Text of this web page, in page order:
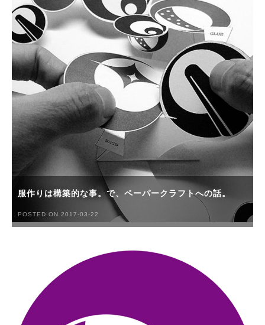
服作りは構築的な事。で、ペーパークラフトへの話。
POSTED ON 2017-03-22